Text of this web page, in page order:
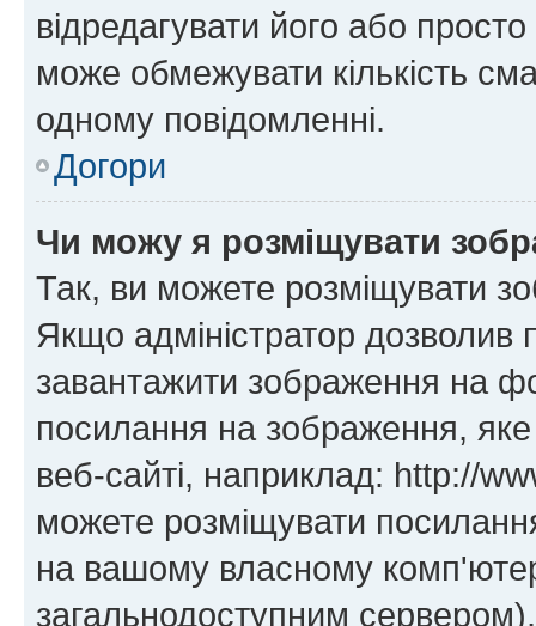
відредагувати його або
може обмежувати кількість
одному повідомленні.
Догори
Чи можу я розміщувати
Так, ви можете розміщувати
Якщо адміністратор
завантажити зображення на
посилання на зображення, яке
веб-сайті, наприклад: http://
можете розміщувати
на вашому власному
загальнодоступним